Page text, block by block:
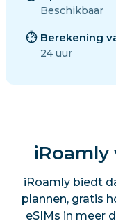
Beschikbaar
Berekening
24 uur
iRoamly
iRoamly biedt
plannen, gratis
eSIMs in meer